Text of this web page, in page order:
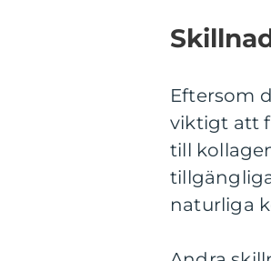
Eftersom
viktigt att
till
naturliga